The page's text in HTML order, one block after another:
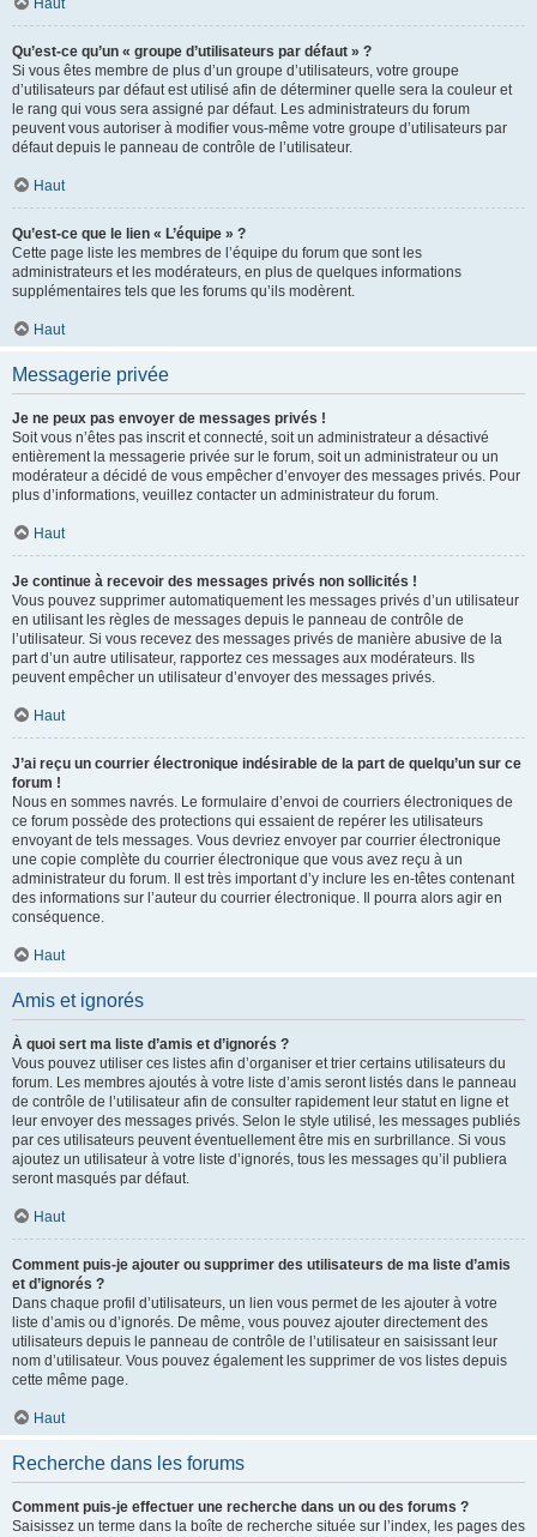
Haut
Qu’est-ce qu’un « groupe d’utilisateurs par défaut » ?
Si vous êtes membre de plus d’un groupe d’utilisateurs, votre groupe
d’utilisateurs par défaut est utilisé afin de déterminer quelle sera la couleur et
le rang qui vous sera assigné par défaut. Les administrateurs du forum
peuvent vous autoriser à modifier vous-même votre groupe d’utilisateurs par
défaut depuis le panneau de contrôle de l’utilisateur.
Haut
Qu’est-ce que le lien « L’équipe » ?
Cette page liste les membres de l’équipe du forum que sont les
administrateurs et les modérateurs, en plus de quelques informations
supplémentaires tels que les forums qu’ils modèrent.
Haut
Messagerie privée
Je ne peux pas envoyer de messages privés !
Soit vous n’êtes pas inscrit et connecté, soit un administrateur a désactivé
entièrement la messagerie privée sur le forum, soit un administrateur ou un
modérateur a décidé de vous empêcher d’envoyer des messages privés. Pour
plus d’informations, veuillez contacter un administrateur du forum.
Haut
Je continue à recevoir des messages privés non sollicités !
Vous pouvez supprimer automatiquement les messages privés d’un utilisateur
en utilisant les règles de messages depuis le panneau de contrôle de
l’utilisateur. Si vous recevez des messages privés de manière abusive de la
part d’un autre utilisateur, rapportez ces messages aux modérateurs. Ils
peuvent empêcher un utilisateur d’envoyer des messages privés.
Haut
J’ai reçu un courrier électronique indésirable de la part de quelqu’un sur ce
forum !
Nous en sommes navrés. Le formulaire d’envoi de courriers électroniques de
ce forum possède des protections qui essaient de repérer les utilisateurs
envoyant de tels messages. Vous devriez envoyer par courrier électronique
une copie complète du courrier électronique que vous avez reçu à un
administrateur du forum. Il est très important d’y inclure les en-têtes contenant
des informations sur l’auteur du courrier électronique. Il pourra alors agir en
conséquence.
Haut
Amis et ignorés
À quoi sert ma liste d’amis et d’ignorés ?
Vous pouvez utiliser ces listes afin d’organiser et trier certains utilisateurs du
forum. Les membres ajoutés à votre liste d’amis seront listés dans le panneau
de contrôle de l’utilisateur afin de consulter rapidement leur statut en ligne et
leur envoyer des messages privés. Selon le style utilisé, les messages publiés
par ces utilisateurs peuvent éventuellement être mis en surbrillance. Si vous
ajoutez un utilisateur à votre liste d’ignorés, tous les messages qu’il publiera
seront masqués par défaut.
Haut
Comment puis-je ajouter ou supprimer des utilisateurs de ma liste d’amis
et d’ignorés ?
Dans chaque profil d’utilisateurs, un lien vous permet de les ajouter à votre
liste d’amis ou d’ignorés. De même, vous pouvez ajouter directement des
utilisateurs depuis le panneau de contrôle de l’utilisateur en saisissant leur
nom d’utilisateur. Vous pouvez également les supprimer de vos listes depuis
cette même page.
Haut
Recherche dans les forums
Comment puis-je effectuer une recherche dans un ou des forums ?
Saisissez un terme dans la boîte de recherche située sur l’index, les pages des